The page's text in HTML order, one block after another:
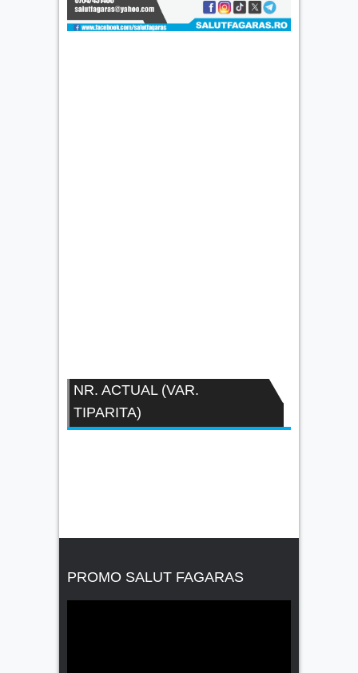
NR. ACTUAL (VAR.
TIPARITA)
PROMO SALUT FAGARAS